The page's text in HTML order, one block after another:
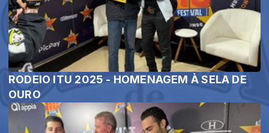
RODEIO ITU 2025 - HOMENAGEM À SELA DE
OURO